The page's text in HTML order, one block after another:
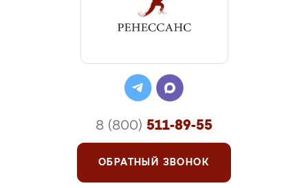
8 (800) 511-89-55
ОБРАТНЫЙ ЗВОНОК